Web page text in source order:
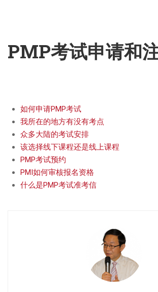
PMP考试申请和
如何申请PMP考试
我所在的地方有没有考点
众多大陆的考试安排
该选择线下课程还是线上课程
PMP考试预约
PMI如何审核报名资格
什么是PMP考试准考信